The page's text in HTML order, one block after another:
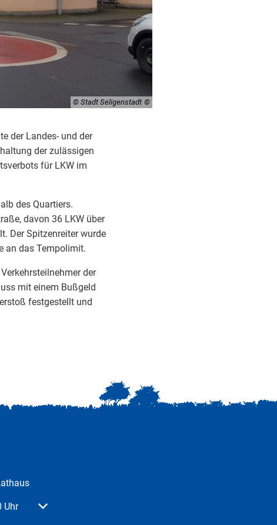
© Stadt Seligenstadt
der Landes- und der
der zulässigen
für LKW im
des Quartiers.
davon 36 LKW über
Der Spitzenreiter wurde
an das Tempolimit.
der
mit einem Bußgeld
festgestellt und
oder Schließzeiten auszublenden
Uhr Von 08:30 bis 12:00 Uhr